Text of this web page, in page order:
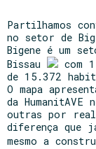
Partilhamos
no setor de
Bigene é um
Bissau
com
de 15.372
O mapa
da
outras por
diferença que
mesmo a